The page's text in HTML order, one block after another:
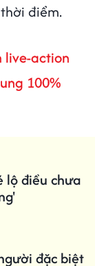
điểm.
live-action
100%
lộ điều chưa
đặc biệt